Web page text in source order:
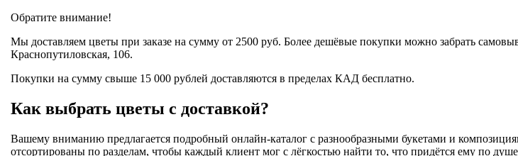
Обратите внимание!
Мы доставляем цветы при заказе на сумму от 2500 руб. Более дешёвые покупки можно забрать
Краснопутиловская, 106.
Покупки на сумму свыше 15 000 рублей доставляются в пределах КАД бесплатно.
Как выбрать цветы с доставкой?
Вашему вниманию предлагается подробный онлайн-каталог с разнообразными букетами и
отсортированы по разделам, чтобы каждый клиент мог с лёгкостью найти то, что придётся ему по